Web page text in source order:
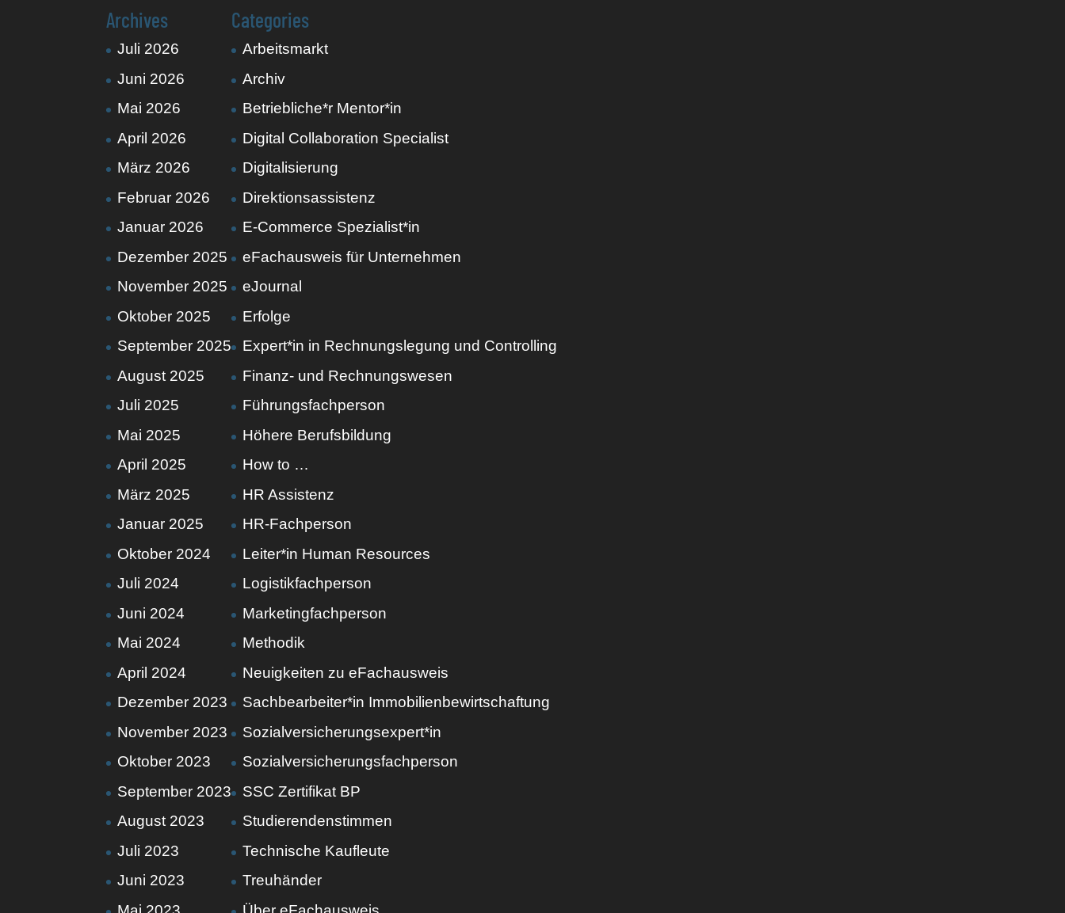
Archives
Juli 2026
Juni 2026
Mai 2026
April 2026
März 2026
Februar 2026
Januar 2026
Dezember 2025
November 2025
Oktober 2025
September 2025
August 2025
Juli 2025
Mai 2025
April 2025
März 2025
Januar 2025
Oktober 2024
Juli 2024
Juni 2024
Mai 2024
April 2024
Dezember 2023
November 2023
Oktober 2023
September 2023
August 2023
Juli 2023
Juni 2023
Categories
Arbeitsmarkt
Archiv
Betriebliche*r Mentor*in
Digital Collaboration Specialist
Digitalisierung
Direktionsassistenz
E-Commerce Spezialist*in
eFachausweis für Unternehmen
eJournal
Erfolge
Expert*in in Rechnungslegung und Controlling
Finanz- und Rechnungswesen
Führungsfachperson
Höhere Berufsbildung
How to …
HR Assistenz
HR-Fachperson
Leiter*in Human Resources
Logistikfachperson
Marketingfachperson
Methodik
Neuigkeiten zu eFachausweis
Sachbearbeiter*in Immobilienbewirtschaftung
Sozialversicherungsexpert*in
Sozialversicherungsfachperson
SSC Zertifikat BP
Studierendenstimmen
Technische Kaufleute
Treuhänder